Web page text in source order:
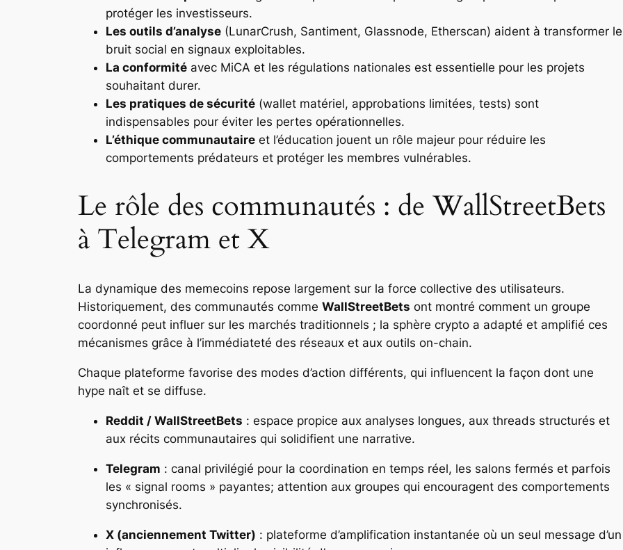
protéger les investisseurs.
Les outils d’analyse (LunarCrush, Santiment, Glassnode, Etherscan) aident à transformer le
bruit social en signaux exploitables.
La conformité avec MiCA et les régulations nationales est essentielle pour les projets
souhaitant durer.
Les pratiques de sécurité (wallet matériel, approbations limitées, tests) sont
indispensables pour éviter les pertes opérationnelles.
L’éthique communautaire et l’éducation jouent un rôle majeur pour réduire les
comportements prédateurs et protéger les membres vulnérables.
Le rôle des communautés : de WallStreetBets
à Telegram et X
La dynamique des memecoins repose largement sur la force collective des utilisateurs.
Historiquement, des communautés comme WallStreetBets ont montré comment un groupe
coordonné peut influer sur les marchés traditionnels ; la sphère crypto a adapté et amplifié ces
mécanismes grâce à l’immédiateté des réseaux et aux outils on-chain.
Chaque plateforme favorise des modes d’action différents, qui influencent la façon dont une
hype naît et se diffuse.
Reddit / WallStreetBets : espace propice aux analyses longues, aux threads structurés et
aux récits communautaires qui solidifient une narrative.
Telegram : canal privilégié pour la coordination en temps réel, les salons fermés et parfois
les « signal rooms » payantes; attention aux groupes qui encouragent des comportements
synchronisés.
X (anciennement Twitter) : plateforme d’amplification instantanée où un seul message d’un